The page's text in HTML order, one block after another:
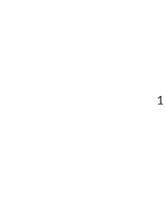
1